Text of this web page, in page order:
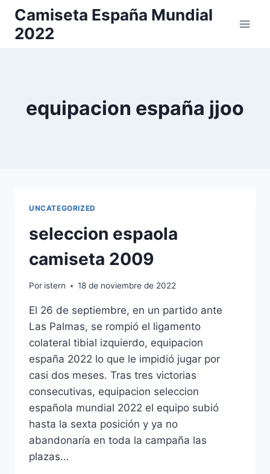
Saltar
contenido
Camiseta España Mundial
2022
equipacion españa jjoo
UNCATEGORIZED
seleccion espaola
camiseta 2009
Por istern 18 de noviembre de 2022
El 26 de septiembre, en un partido ante
Las Palmas, se rompió el ligamento
colateral tibial izquierdo, equipacion
españa 2022 lo que le impidió jugar por
casi dos meses. Tras tres victorias
consecutivas, equipacion seleccion
española mundial 2022 el equipo subió
hasta la sexta posición y ya no
abandonaría en toda la campaña las
plazas…